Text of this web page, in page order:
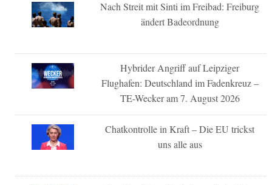
Nach Streit mit Sinti im Freibad: Freiburg
ändert Badeordnung
Hybrider Angriff auf Leipziger
Flughafen: Deutschland im Fadenkreuz –
TE-Wecker am 7. August 2026
Chatkontrolle in Kraft – Die EU trickst
uns alle aus